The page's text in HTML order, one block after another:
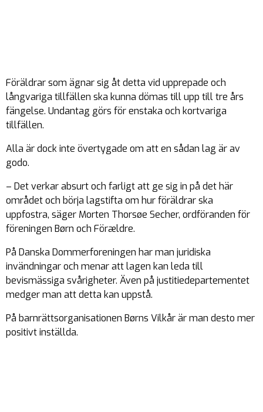
Föräldrar som ägnar sig åt detta vid upprepade och
långvariga tillfällen ska kunna dömas till upp till tre års
fängelse. Undantag görs för enstaka och kortvariga
tillfällen.
Alla är dock inte övertygade om att en sådan lag är av
godo.
– Det verkar absurt och farligt att ge sig in på det här
området och börja lagstifta om hur föräldrar ska
uppfostra, säger Morten Thorsøe Secher, ordföranden för
föreningen Børn och Förældre.
På Danska Dommerforeningen har man juridiska
invändningar och menar att lagen kan leda till
bevismässiga svårigheter. Även på justitiedepartementet
medger man att detta kan uppstå.
På barnrättsorganisationen Børns Vilkår är man desto mer
positivt inställda.